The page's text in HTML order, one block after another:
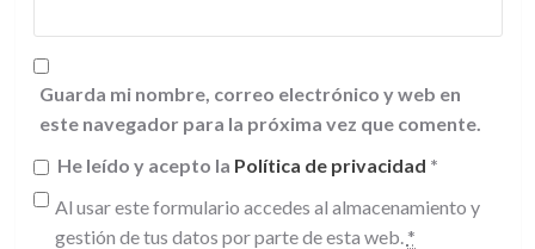
Guarda mi nombre, correo electrónico y web en
este navegador para la próxima vez que comente.
He leído y acepto la Política de privacidad *
Al usar este formulario accedes al almacenamiento y
gestión de tus datos por parte de esta web. *